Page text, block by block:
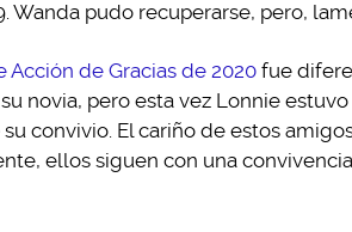
Wanda pudo recuperarse, pero,
Acción de Gracias de 2020 fue
novia, pero esta vez Lonnie
convivio. El cariño de estos
ellos siguen con una